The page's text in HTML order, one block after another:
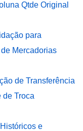
Qtde Original
para
Mercadorias
de Transferência
de Troca
e